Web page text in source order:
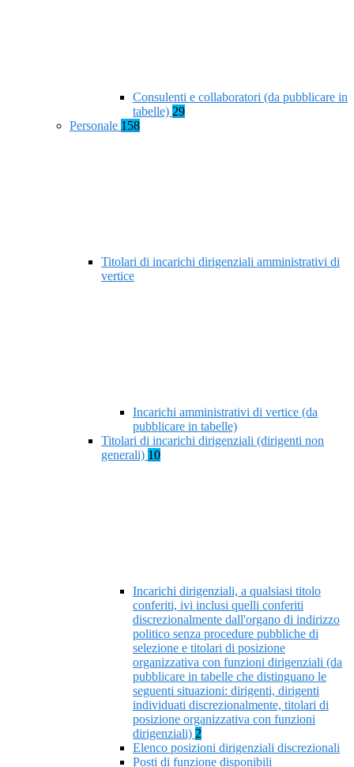
Consulenti e collaboratori (da pubblicare in
tabelle) 29
Personale 158
Titolari di incarichi dirigenziali amministrativi di
vertice
Incarichi amministrativi di vertice (da
pubblicare in tabelle)
Titolari di incarichi dirigenziali (dirigenti non
generali) 10
Incarichi dirigenziali, a qualsiasi titolo
conferiti, ivi inclusi quelli conferiti
discrezionalmente dall'organo di indirizzo
politico senza procedure pubbliche di
selezione e titolari di posizione
organizzativa con funzioni dirigenziali (da
pubblicare in tabelle che distinguano le
seguenti situazioni: dirigenti, dirigenti
individuati discrezionalmente, titolari di
posizione organizzativa con funzioni
dirigenziali) 2
Elenco posizioni dirigenziali discrezionali
Posti di funzione disponibili